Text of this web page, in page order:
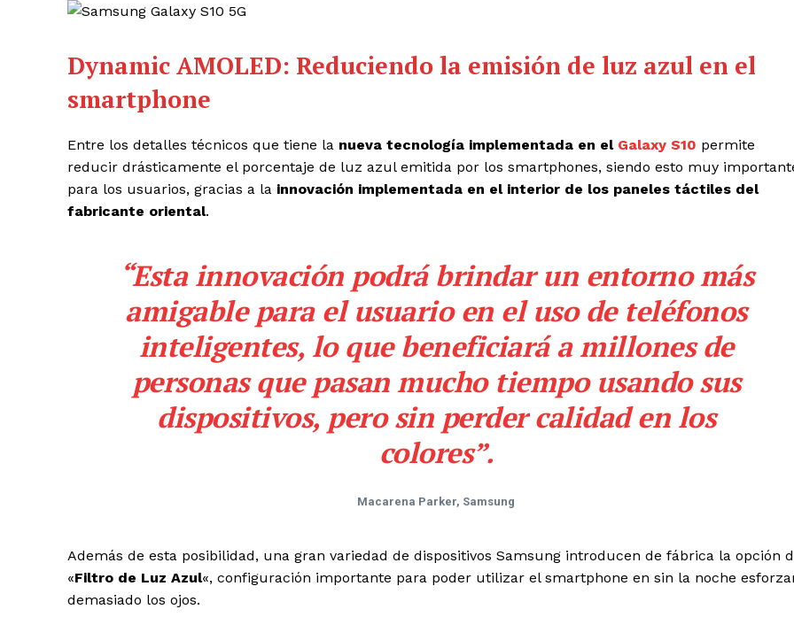
Dynamic AMOLED: Reduciendo la emisión de luz azul en el
smartphone
Entre los detalles técnicos que tiene la nueva tecnología implementada en el Galaxy S10 permite
reducir drásticamente el porcentaje de luz azul emitida por los smartphones, siendo esto muy
para los usuarios, gracias a la innovación implementada en el interior de los paneles táctiles del
fabricante oriental.
“Esta innovación podrá brindar un entorno más
amigable para el usuario en el uso de teléfonos
inteligentes, lo que beneficiará a millones de
personas que pasan mucho tiempo usando sus
dispositivos, pero sin perder calidad en los
colores”.
Macarena Parker, Samsung
Además de esta posibilidad, una gran variedad de dispositivos Samsung introducen de fábrica la opción
«Filtro de Luz Azul«, configuración importante para poder utilizar el smartphone en sin la noche
demasiado los ojos.